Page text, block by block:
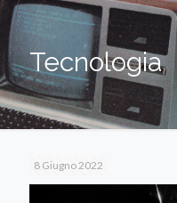
Tecnologia
8 Giugno 2022